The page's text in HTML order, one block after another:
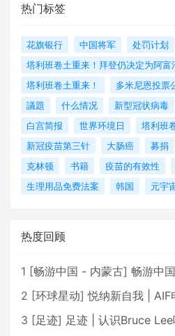
热门标签
花旗银行 中国将军 处罚计划
塔利班卷土重来！拜登仍决定为阿富
塔利班卷土重来！
多米尼恩投票
議題
什么情况 新型冠状病毒
白宫简报
世界环境日 塔利班
新冠疫苗第三针
大肠癌 募捐
克林顿
书籍 疫苗的有效性
生理用品免费法案
韩国 元宇
热度回顾
1 [畅游中国 - 内蒙古] 畅游中国•
2 [环球星动] 悦纳新自我 | AIF
3 [足迹] 足迹 | 认识Bruce Lee